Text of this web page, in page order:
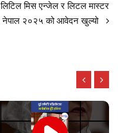
लिटिल मिस एन्जेल र लिटल मास्टर
नेपाल २०२५ को आवेदन खुल्यो